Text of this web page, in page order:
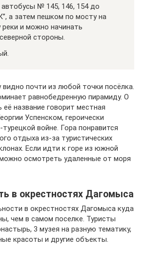
№ 145, 146, 154 до
а затем пешком по мосту на
реки и можно начинать
стороны.
видно почти из любой точки посёлка.
равнобедренную пирамиду. О
её название говорит местная
Успенском, героически
войне. Гора понравится
отдыха из-за туристических
Если идти к горе из южной
осмотреть удаленные от моря
в окрестностях Дагомыса
в окрестностях Дагомыса куда
чем в самом поселке. Туристы
3 музея на разную тематику,
красоты и другие объекты.